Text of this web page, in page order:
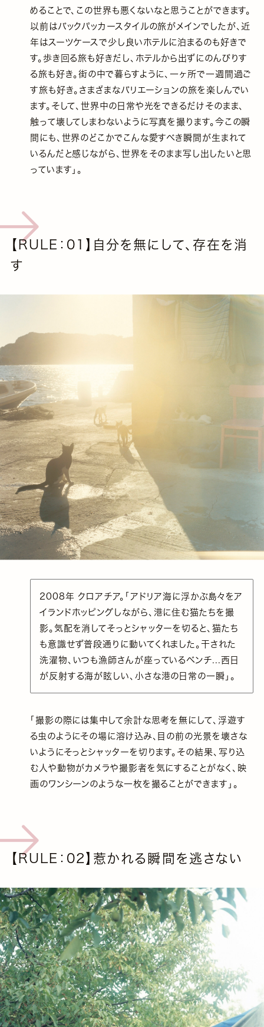
めることで、この世界も悪くないなと思うことができます。
以前はバックパッカースタイルの旅がメインでしたが、近
年はスーツケースで少し良いホテルに泊まるのも好きで
す。歩き回る旅も好きだし、ホテルから出ずにのんびりす
る旅も好き。街の中で暮らすように、一ヶ所で一週間過ご
す旅も好き。さまざまなバリエーションの旅を楽しんでい
ます。そして、世界中の日常や光をできるだけそのまま、
触って壊してしまわないように写真を撮ります。今この瞬
間にも、世界のどこかでこんな愛すべき瞬間が生まれて
いるんだと感じながら、世界をそのまま写し出したいと思
っています」。
【RULE：01】自分を無にして、存在を消
す
2008年 クロアチア。「アドリア海に浮かぶ島々をア
イランドホッピングしながら、港に住む猫たちを撮
影。気配を消してそっとシャッターを切ると、猫たち
も意識せず普段通りに動いてくれました。干された
洗濯物、いつも漁師さんが座っているベンチ...西日
が反射する海が眩しい、小さな港の日常の一瞬」。
「撮影の際には集中して余計な思考を無にして、浮遊す
る虫のようにその場に溶け込み、目の前の光景を壊さな
いようにそっとシャッターを切ります。その結果、写り込
む人や動物がカメラや撮影者を気にすることがなく、映
画のワンシーンのような一枚を撮ることができます」。
【RULE：02】惹かれる瞬間を逃さない